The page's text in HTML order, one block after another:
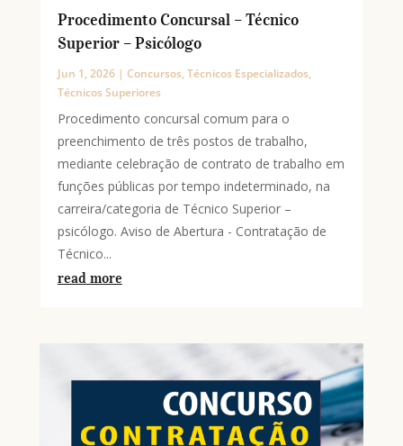
Procedimento Concursal – Técnico
Superior – Psicólogo
Jun 1, 2026| Concursos,Técnicos Especializados,
Técnicos Superiores
Procedimento concursal comum para o
preenchimento de três postos de trabalho,
mediante celebração de contrato de trabalho em
funções públicas por tempo indeterminado, na
carreira/categoria de Técnico Superior –
psicólogo. Aviso de Abertura - Contratação de
Técnico...
read more